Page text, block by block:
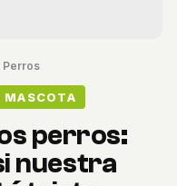
Perros
MASCOTA
perros:
nuestra